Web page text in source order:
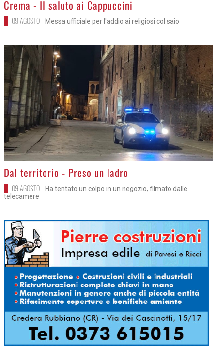
Crema - Il saluto ai Cappuccini
09 AGOSTO Messa ufficiale per l'addio ai religiosi col saio
>
Dal territorio - Preso un ladro
09 AGOSTO
Ha tentato un colpo in un negozio, filmato dalle
telecamere